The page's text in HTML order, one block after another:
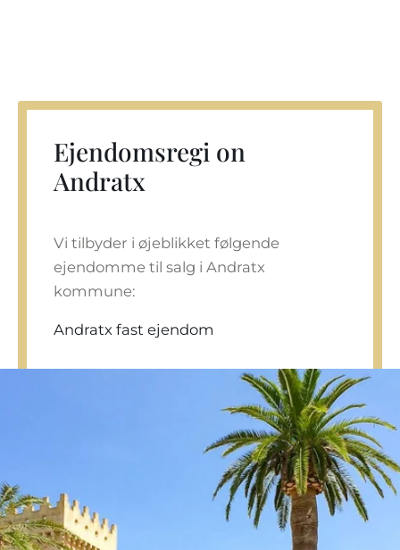
Ejendomsregi on
Andratx
Vi tilbyder i øjeblikket følgende
ejendomme til salg i Andratx
kommune:
Andratx fast ejendom